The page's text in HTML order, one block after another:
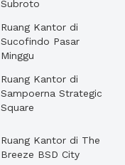
Subroto
Ruang Kantor di
Sucofindo Pasar
Minggu
Ruang Kantor di
Sampoerna Strategic
Square
Ruang Kantor di The
Breeze BSD City